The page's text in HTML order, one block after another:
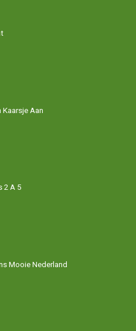
Kaarsje Aan
2 A 5
Mooie Nederland